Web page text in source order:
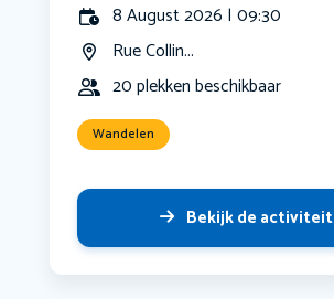
8 August 2026 | 09:30
Rue Collin...
20 plekken beschikbaar
Wandelen
Bekijk de activiteit